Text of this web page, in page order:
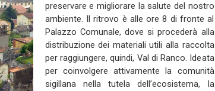
preservare e migliorare la salute del nostro
ambiente. Il ritrovo è alle ore 8 di fronte al
Palazzo Comunale, dove si procederà alla
distribuzione dei materiali utili alla raccolta
per raggiungere, quindi, Val di Ranco. Ideata
per coinvolgere attivamente la comunità
sigillana nella tutela dell’ecosistema, la